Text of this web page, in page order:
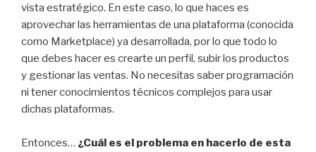
vista estratégico. En este caso, lo que haces es
aprovechar las herramientas de una plataforma (conocida
como Marketplace) ya desarrollada, por lo que todo lo
que debes hacer es crearte un perfil, subir los productos
y gestionar las ventas. No necesitas saber programación
ni tener conocimientos técnicos complejos para usar
dichas plataformas.
Entonces… ¿Cuál es el problema en hacerlo de esta